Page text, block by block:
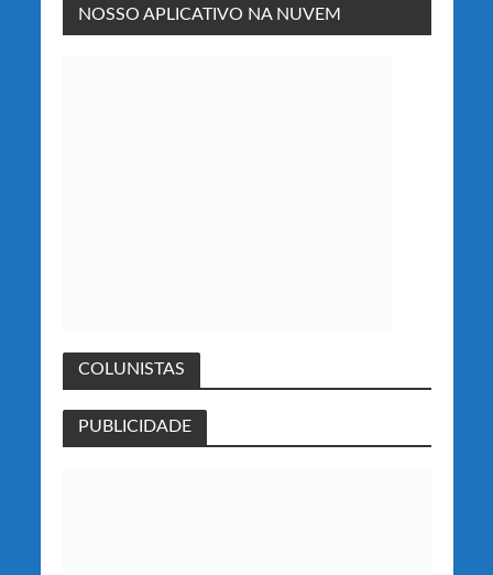
NOSSO APLICATIVO NA NUVEM
COLUNISTAS
PUBLICIDADE